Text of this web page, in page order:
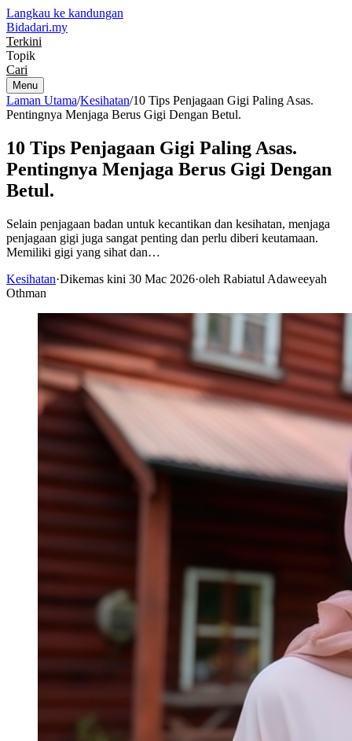
Langkau ke kandungan
Bidadari.my
Terkini
Topik
Cari
Menu
Laman Utama/Kesihatan/10 Tips Penjagaan Gigi Paling Asas.
Pentingnya Menjaga Berus Gigi Dengan Betul.
10 Tips Penjagaan Gigi Paling Asas.
Pentingnya Menjaga Berus Gigi Dengan
Betul.
Selain penjagaan badan untuk kecantikan dan kesihatan, menjaga
penjagaan gigi juga sangat penting dan perlu diberi keutamaan.
Memiliki gigi yang sihat dan…
Kesihatan·Dikemas kini 30 Mac 2026·oleh Rabiatul Adaweeyah
Othman